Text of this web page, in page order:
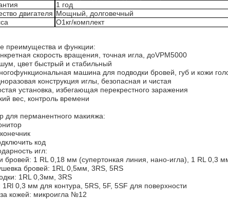
1 год
двигателя Мощный, долговечный
О1 кг/комплект
преимущества и функции:
скорость вращения, точная игла, доVPM5000
цвет быстрый и стабильный
машина для подводки бровей, губ и кожи
конструкция иглы, безопасная и чистая
установка, избегающая перекрестного заражения
вес, контроль времени
для перманентного макияжа:
код
игл:
бровей: 1 RL 0,18 мм (супертонкая линия, нано-игла), 1 RL 0,3
бровей: 1RL 0,5мм, 3RS, 5RS
1RL 0,3мм, 3RS
1Rl 0,3 мм для контура, 5RS, 5F, 5SF для поверхности
кожей: микроигла №12